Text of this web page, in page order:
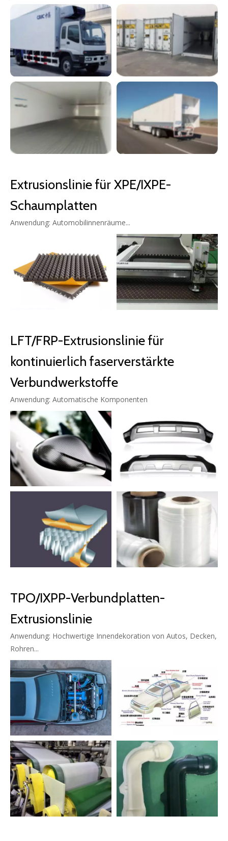
Extrusionslinie für XPE/IXPE-
Schaumplatten
Anwendung: Automobilinnenräume...
LFT/FRP-Extrusionslinie für
kontinuierlich faserverstärkte
Verbundwerkstoffe
Anwendung: Automatische Komponenten
TPO/IXPP-Verbundplatten-
Extrusionslinie
Anwendung: Hochwertige Innendekoration von Autos, Decken,
Rohren...